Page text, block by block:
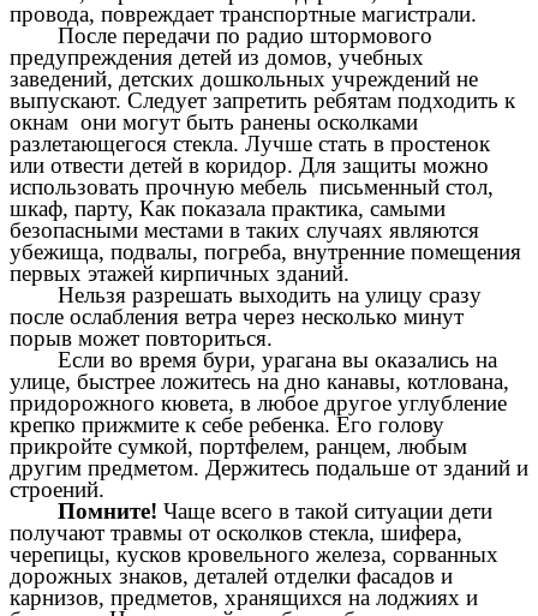
провода, повреждает транспортные магистрали.
После передачи по радио штормового
предупреждения детей из домов, учебных
заведений, детских дошкольных учреждений не
выпускают. Следует запретить ребятам подходить к
окнам они могут быть ранены осколками
разлетающегося стекла. Лучше стать в простенок
или отвести детей в коридор. Для защиты можно
использовать прочную мебель письменный стол,
шкаф, парту, Как показала практика, самыми
безопасными местами в таких случаях являются
убежища, подвалы, погреба, внутренние помещения
первых этажей кирпичных зданий.
Нельзя разрешать выходить на улицу сразу
после ослабления ветра через несколько минут
порыв может повториться.
Если во время бури, урагана вы оказались на
улице, быстрее ложитесь на дно канавы, котлована,
придорожного кювета, в любое другое углубление
крепко прижмите к себе ребенка. Его голову
прикройте сумкой, портфелем, ранцем, любым
другим предметом. Держитесь подальше от зданий и
строений.
Помните! Чаще всего в такой ситуации дети
получают травмы от осколков стекла, шифера,
черепицы, кусков кровельного железа, сорванных
дорожных знаков, деталей отделки фасадов и
карнизов, предметов, хранящихся на лоджиях и